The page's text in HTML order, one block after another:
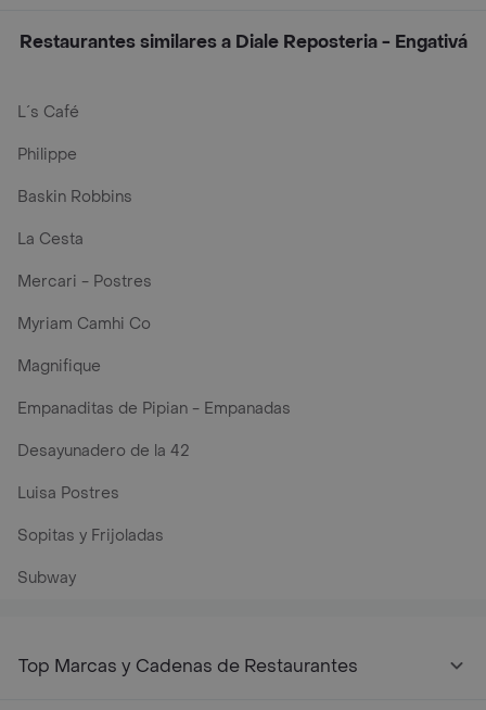
Restaurantes similares a Diale Reposteria - Engativá
L´s Café
Philippe
Baskin Robbins
La Cesta
Mercari - Postres
Myriam Camhi Co
Magnifique
Empanaditas de Pipian - Empanadas
Desayunadero de la 42
Luisa Postres
Sopitas y Frijoladas
Subway
Top Marcas y Cadenas de Restaurantes